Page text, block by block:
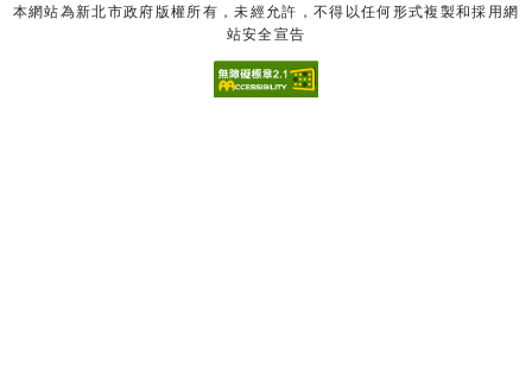
本網站為新北市政府版權所有，未經允許，不得以任何形式複製和採用網
站安全宣告